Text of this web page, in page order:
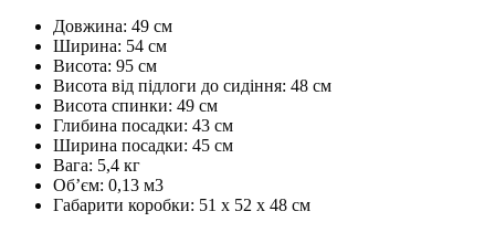
Довжина: 49 см
Ширина: 54 см
Висота: 95 см
Висота від підлоги до сидіння: 48 см
Висота спинки: 49 см
Глибина посадки: 43 см
Ширина посадки: 45 см
Вага: 5,4 кг
Об’єм: 0,13 м3
Габарити коробки: 51 х 52 х 48 см